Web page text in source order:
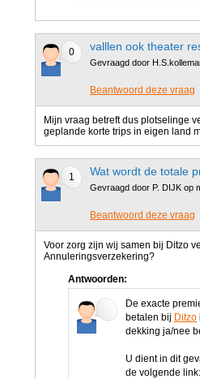
0 valllen ook theater
Gevraagd door
Beantwoord deze vraag
Mijn vraag betreft dus plotselinge
geplande korte trips in eigen land
1 Wat wordt de totale
Gevraagd door P. DIJK op
Beantwoord deze vraag
Voor zorg zijn wij samen bij Ditzo
Annuleringsverzekering?
Antwoorden:
De exacte
betalen bij Ditzo
dekking ja/nee
U dient in dit
de volgende link: